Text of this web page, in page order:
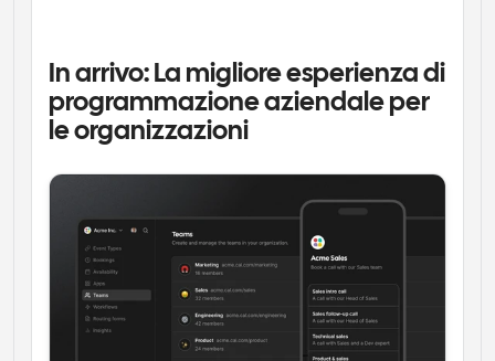
In arrivo: La migliore esperienza di
programmazione aziendale per
le organizzazioni